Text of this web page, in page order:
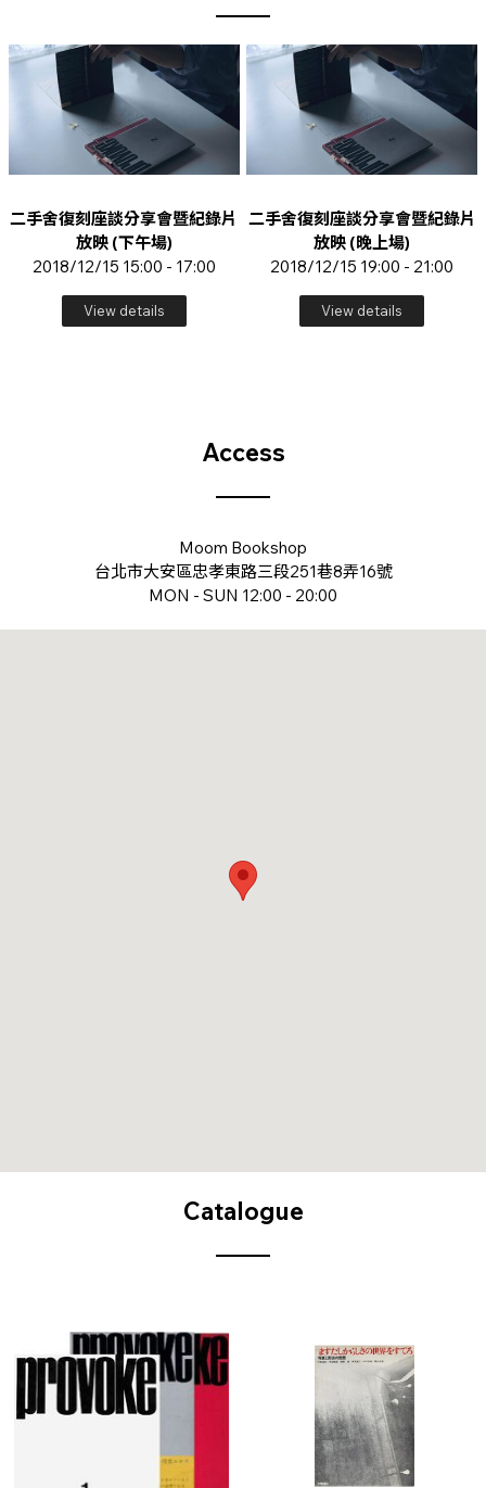
二手舍復刻座談分享會暨紀錄片
放映 (下午場)
2018/12/15 15:00 - 17:00
View details
二手舍復刻座談分享會暨紀錄片
放映 (晚上場)
2018/12/15 19:00 - 21:00
View details
Access
Moom Bookshop
台北市大安區忠孝東路三段251巷8弄16號
MON - SUN 12:00 - 20:00
Catalogue